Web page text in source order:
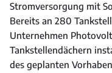
Stromversorgung mit
Bereits an 280
Unternehmen
Tankstellendächern
des geplanten